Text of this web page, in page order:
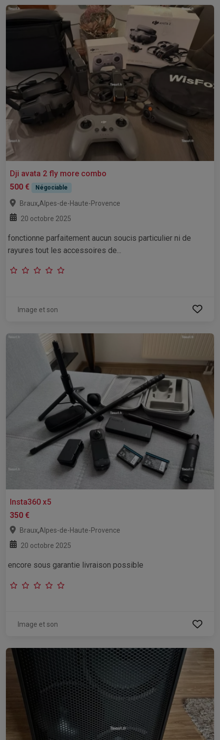
Dji avata 2 fly more combo
500 €
Négociable
Braux,Alpes-de-Haute-Provence
20 octobre 2025
fonctionne parfaitement aucun soucis particulier ni de
rayures tout les accessoires de...
Image et son
Insta360 x5
350 €
Braux,Alpes-de-Haute-Provence
20 octobre 2025
encore sous garantie livraison possible
Image et son